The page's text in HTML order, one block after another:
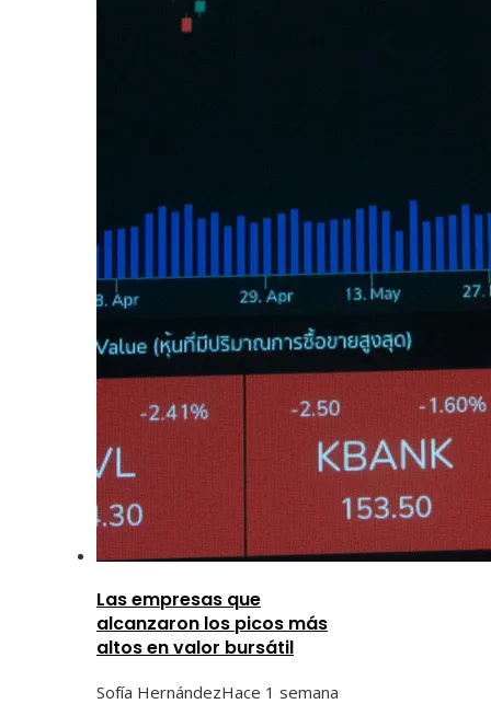
Las empresas que
alcanzaron los picos más
altos en valor bursátil
Sofía HernándezHace 1 semana